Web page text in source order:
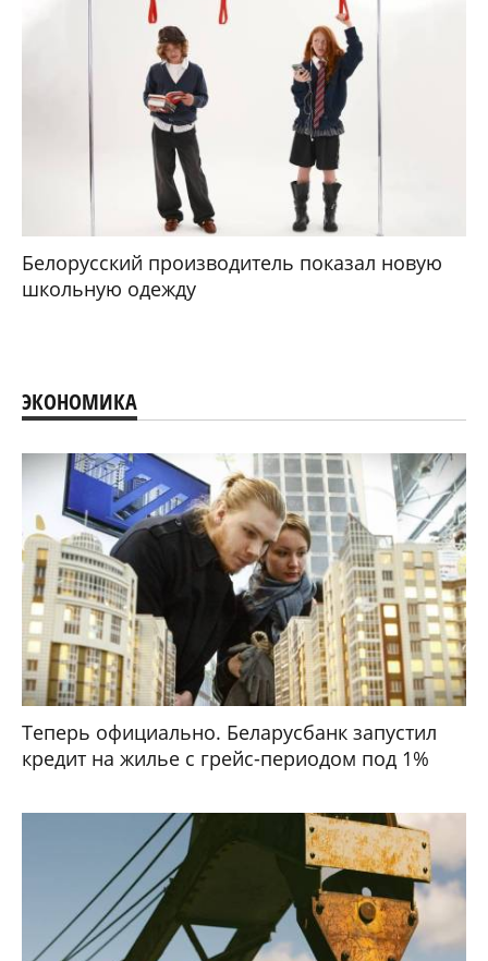
Белорусский производитель показал новую
школьную одежду
ЭКОНОМИКА
Теперь официально. Беларусбанк запустил
кредит на жилье с грейс-периодом под 1%